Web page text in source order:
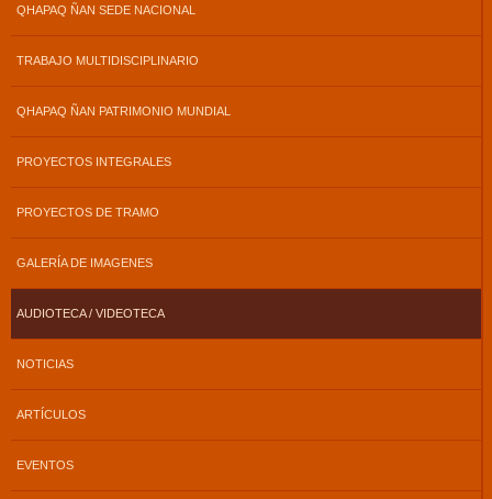
QHAPAQ ÑAN SEDE NACIONAL
TRABAJO MULTIDISCIPLINARIO
QHAPAQ ÑAN PATRIMONIO MUNDIAL
PROYECTOS INTEGRALES
PROYECTOS DE TRAMO
GALERÍA DE IMAGENES
AUDIOTECA / VIDEOTECA
NOTICIAS
ARTÍCULOS
EVENTOS